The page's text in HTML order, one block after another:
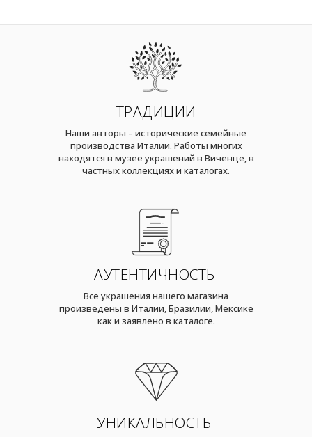
ТРАДИЦИИ
Наши авторы – исторические семейные
производства Италии. Работы многих
находятся в музее украшений в Виченце, в
частных коллекциях и каталогах.
АУТЕНТИЧНОСТЬ
Все украшения нашего магазина
произведены в Италии, Бразилии, Мексике
как и заявлено в каталоге.
УНИКАЛЬНОСТЬ